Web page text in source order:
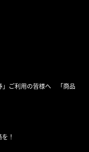
」ご利用の皆様へ 「商品
！